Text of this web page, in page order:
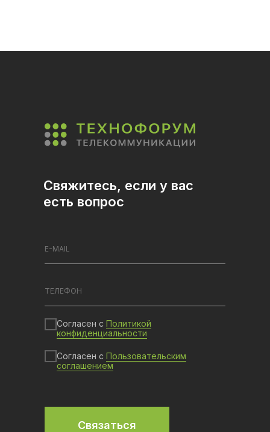
Согласен с Политикой
конфиденциальности
Согласен с Пользовательским
соглашением
Связаться
Свяжитесь, если у вас
есть вопрос